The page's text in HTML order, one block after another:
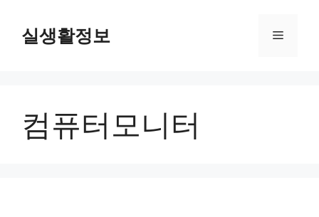
실생활정보 메
컴퓨터모니터